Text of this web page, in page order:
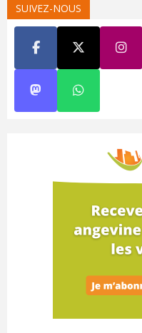
SUIVEZ-NOUS